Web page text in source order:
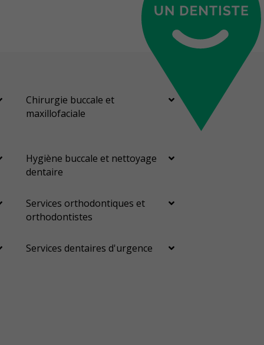
Chirurgie buccale et
maxillofaciale
Hygiène buccale et nettoyage
dentaire
Services orthodontiques et
orthodontistes
Services dentaires d'urgence